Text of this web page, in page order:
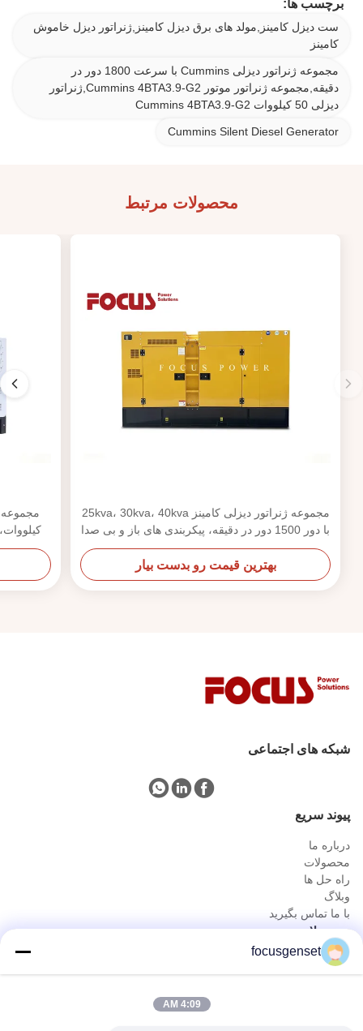
برچسب ها:
ست دیزل کامینز,مولد های برق دیزل کامینز,ژنراتور دیزل خاموش
کامینز
مجموعه ژنراتور دیزلی Cummins با سرعت 1800 دور در
دقیقه,مجموعه ژنراتور موتور Cummins 4BTA3.9-G2,ژنراتور
دیزلی 50 کیلووات Cummins 4BTA3.9-G2
Cummins Silent Diesel Generator
محصولات مرتبط
مجموعه ژنراتور دیزلی کامینز 25kva، 30kva، 40kva
با دور 1500 دور در دقیقه، پیکربندی های باز و بی صدا
بهترین قیمت رو بدست بیار
شبکه های اجتماعی
پيوند سريع
درباره ما
محصولات
راه حل ها
وبلاگ
با ما تماس بگیرید
محصولات
مجموعه ژنراتور دیزل کامینز
مجموعه ژنراتور دیزل پرکینز
focusgenset
4:09 AM